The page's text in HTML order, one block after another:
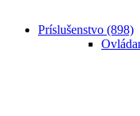
Príslušenstvo (898)